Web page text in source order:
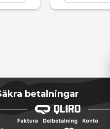
betalningar